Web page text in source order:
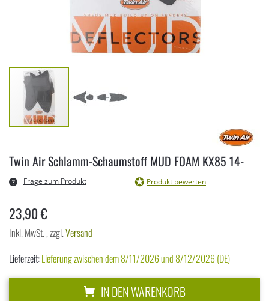
der
Bildergalerie
springen
Twin Air Schlamm-Schaumstoff MUD FOAM KX85 14-
Frage zum Produkt Produkt bewerten
23,90 €
Inkl. MwSt.,zzgl.Versand
Lieferzeit:Lieferung zwischen dem 8/11/2026 und 8/12/2026 (DE)
IN DEN WARENKORB